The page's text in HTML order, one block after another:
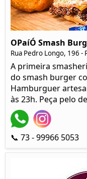
OPaíÓ Smash
Rua Pedro Longo, 196 -
A primeira
do smash burger
Hamburguer
às 23h. Peça pelo
📞 73 - 99966 5053